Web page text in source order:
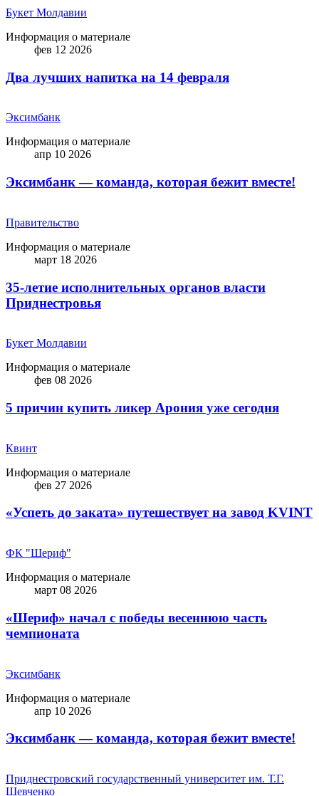
Букет Молдавии
Информация о материале
фев 12 2026
Два лучших напитка на 14 февраля
Эксимбанк
Информация о материале
апр 10 2026
Эксимбанк — команда, которая бежит вместе!
Правительство
Информация о материале
март 18 2026
35-летие исполнительных органов власти
Приднестровья
Букет Молдавии
Информация о материале
фев 08 2026
5 причин купить ликep Арония уже сегодня
Квинт
Информация о материале
фев 27 2026
«Успеть до заката» путешествует на завод KVINT
ФК "Шериф"
Информация о материале
март 08 2026
«Шериф» начал с победы весеннюю часть
чемпионата
Эксимбанк
Информация о материале
апр 10 2026
Эксимбанк — команда, которая бежит вместе!
Приднестровский государственный университет им. Т.Г.
Шевченко